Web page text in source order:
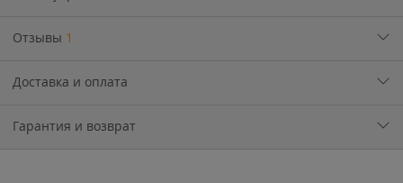
Отзывы 1
Доставка и оплата
Гарантия и возврат